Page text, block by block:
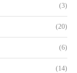
(3)
(20)
(6)
(14)